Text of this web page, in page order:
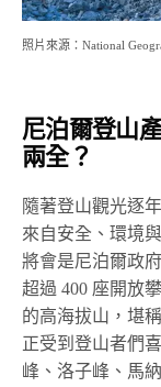
照片來源：National
尼泊爾登山
兩全？
隨著登山觀光逐
來自安全、環境
將會是尼泊爾政
超過 400 座開放
的高海拔山，堪
正受到登山者們
峰、洛子峰、馬